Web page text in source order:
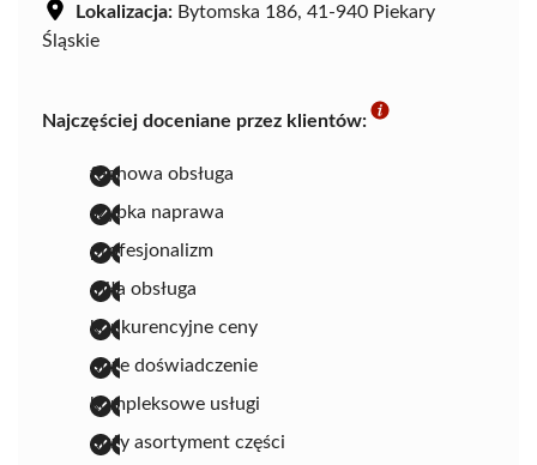
Lokalizacja: Bytomska 186, 41-940 Piekary
Śląskie
Najczęściej doceniane przez klientów:
fachowa obsługa
szybka naprawa
profesjonalizm
miła obsługa
konkurencyjne ceny
duże doświadczenie
kompleksowe usługi
duży asortyment części